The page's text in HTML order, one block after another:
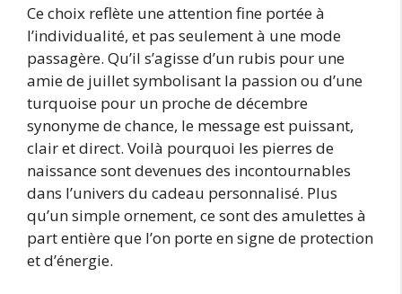
Ce choix reflète une attention fine portée à
l’individualité, et pas seulement à une mode
passagère. Qu’il s’agisse d’un rubis pour une
amie de juillet symbolisant la passion ou d’une
turquoise pour un proche de décembre
synonyme de chance, le message est puissant,
clair et direct. Voilà pourquoi les pierres de
naissance sont devenues des incontournables
dans l’univers du cadeau personnalisé. Plus
qu’un simple ornement, ce sont des amulettes à
part entière que l’on porte en signe de protection
et d’énergie.